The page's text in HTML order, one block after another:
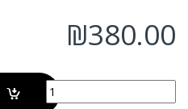
₪380.00